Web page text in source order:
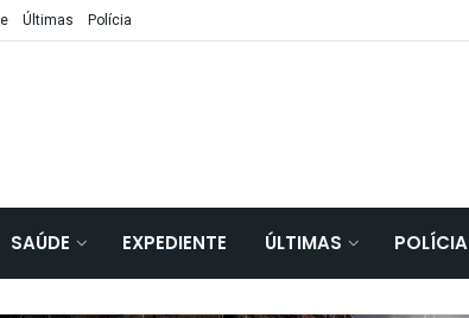
Últimas Polícia
SAÚDE EXPEDIENTE ÚLTIMAS POLÍCIA